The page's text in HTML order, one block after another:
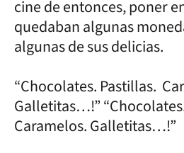
cine de entonces, poner
quedaban algunas
algunas de sus delicias.
“Chocolates. Pastillas.
Galletitas…!”
Caramelos. Galletitas…!”